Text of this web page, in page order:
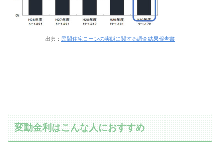
出典： 民間住宅ローンの実態に関する調査結果報告書
変動金利はこんな人におすすめ